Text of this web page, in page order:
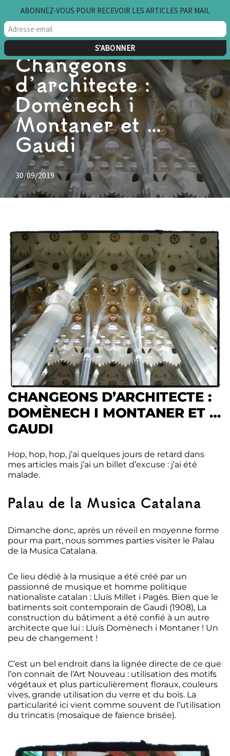
Aller
au
Changeons
d’architecte :
Domènech i
Montaner et …
Gaudi
30/09/2019
CHANGEONS D’ARCHITECTE :
DOMÈNECH I MONTANER ET …
GAUDI
Hop, hop, hop, j’ai quelques jours de retard dans
mes articles mais j’ai un billet d’excuse : j’ai été
malade.
Palau de la Musica Catalana
Dimanche donc, après un réveil en moyenne forme
pour ma part, nous sommes parties visiter le Palau
de la Musica Catalana.
Ce lieu dédié à la musique a été créé par un
passionné de musique et homme politique
nationaliste catalan : Lluís Millet i Pagès. Bien que le
batiments soit contemporain de Gaudi (1908), La
construction du bâtiment a été confié à un autre
architecte que lui : Lluís Domènech i Montaner ! Un
peu de changement !
C’est un bel endroit dans la lignée directe de ce que
l’on connait de l’Art Nouveau : utilisation des motifs
végétaux et plus particulièrement floraux, couleurs
vives, grande utilisation du verre et du bois. La
particularité ici vient comme souvent de l’utilisation
du trincatis (mosaïque de faïence brisée).
ABONNEZ-VOUS POUR RECEVOIR LES ARTICLES PAR MAIL